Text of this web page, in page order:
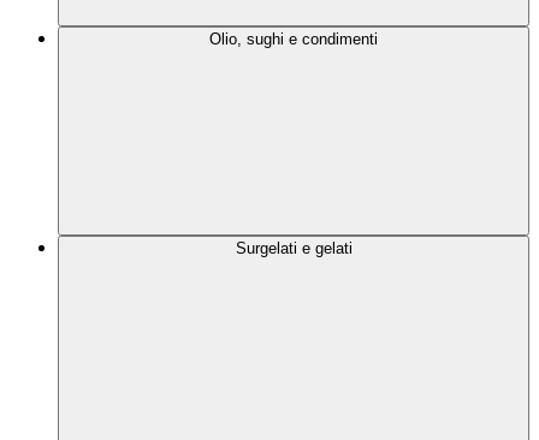
Olio, sughi e condimenti
Surgelati e gelati